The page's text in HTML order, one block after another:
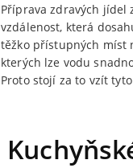
Příprava zdravých jídel
vzdálenost, která
těžko přístupných míst
kterých lze vodu
Proto stojí za to vzít